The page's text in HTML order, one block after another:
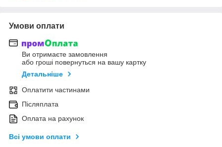
Умови оплати
Ви отримаєте замовлення
або гроші повернуться на вашу картку
Детальніше
Оплатити частинами
Післяплата
Оплата на рахунок
Всі умови оплати